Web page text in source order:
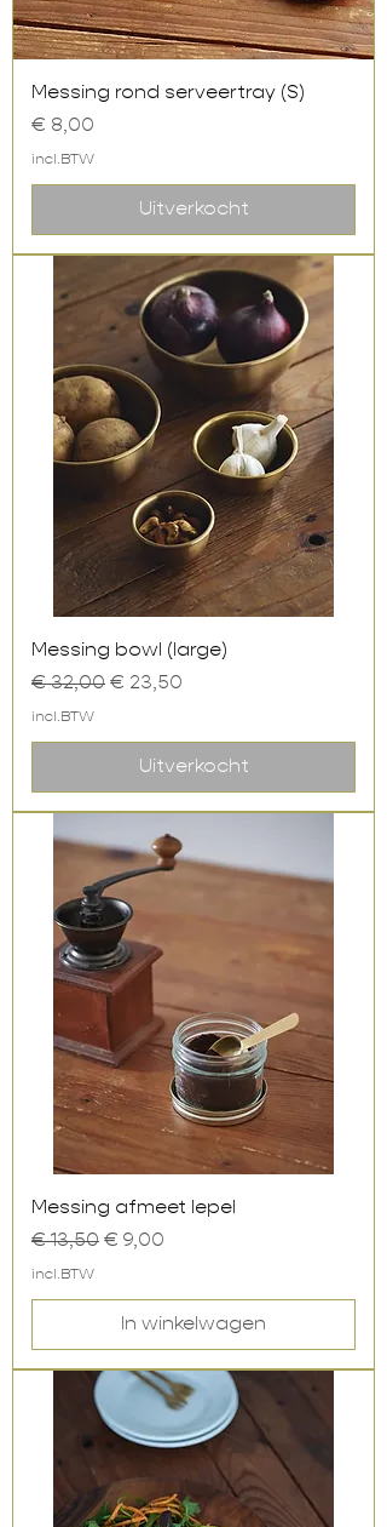
Messing rond serveertray (S)
Prijs
€ 8,00
incl.BTW
Uitverkocht
Messing bowl (large)
Normale prijs
€ 32,00 Verkoopprijs
€ 23,50
incl.BTW
Uitverkocht
Messing afmeet lepel
Normale prijs
€ 13,50 Verkoopprijs
€ 9,00
incl.BTW
In winkelwagen